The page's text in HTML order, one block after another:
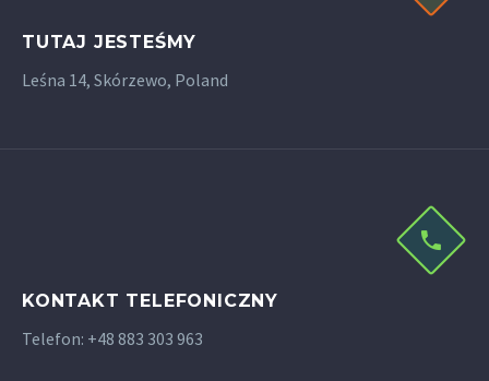
TUTAJ JESTEŚMY
Leśna 14, Skórzewo, Poland
KONTAKT TELEFONICZNY
Telefon: +48 883 303 963